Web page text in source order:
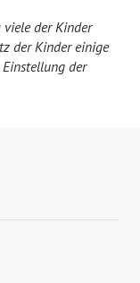
der Kinder
der Kinder einige
der